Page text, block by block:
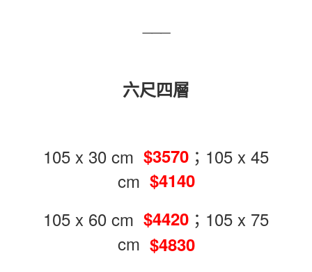
六尺四層
105 x 30 cm $3570 ；105 x 45
cm $4140
105 x 60 cm $4420 ；105 x 75
cm $4830